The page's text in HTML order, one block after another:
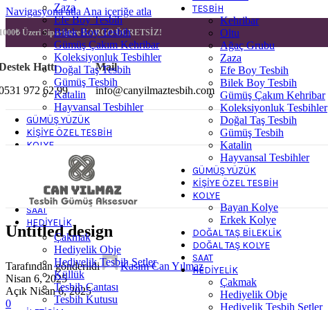
Navigasyona atla Ana içeriğe atla
Üzeri Siparişlere KARGO ÜCRETSİZ!
Hattı
972 62 99
Mail
info@canyilmaztesbih.com
Zaza
Efe Boy Tesbih
Bilek Boy Tesbih
Gümüş Çakım Kehribar
Koleksiyonluk Tesbihler
Doğal Taş Tesbih
Gümüş Tesbih
Katalin
Hayvansal Tesbihler
GÜMÜŞ YÜZÜK
KIŞIYE ÖZEL TESBIH
KOLYE
Bayan Kolye
Erkek Kolye
DOĞAL TAŞ BILEKLIK
DOĞAL TAŞ KOLYE
SAAT
HEDIYELIK
Çakmak
Hediyelik Obje
Hediyelik Tesbih Setler
Küllük
Tesbih Çantası
Tesbih Kutusu
TESBIH
Kehribar
Oltu
Ağaç Grubu
Zaza
Efe Boy Tesbih
Bilek Boy Tesbih
Gümüş Çakım Kehribar
Koleksiyonluk Tesbihler
Doğal Taş Tesbih
Gümüş Tesbih
Katalin
Hayvansal Tesbihler
GÜMÜŞ YÜZÜK
KIŞIYE ÖZEL TESBIH
KOLYE
Bayan Kolye
Erkek Kolye
DOĞAL TAŞ BILEKLIK
DOĞAL TAŞ KOLYE
SAAT
HEDIYELIK
Çakmak
Hediyelik Obje
Hediyelik Tesbih Setler
Untitled design
Tarafından gönderildi
Kasım Can Yılmaz
Nisan 6, 2025
Açık Nisan 6, 2025
0